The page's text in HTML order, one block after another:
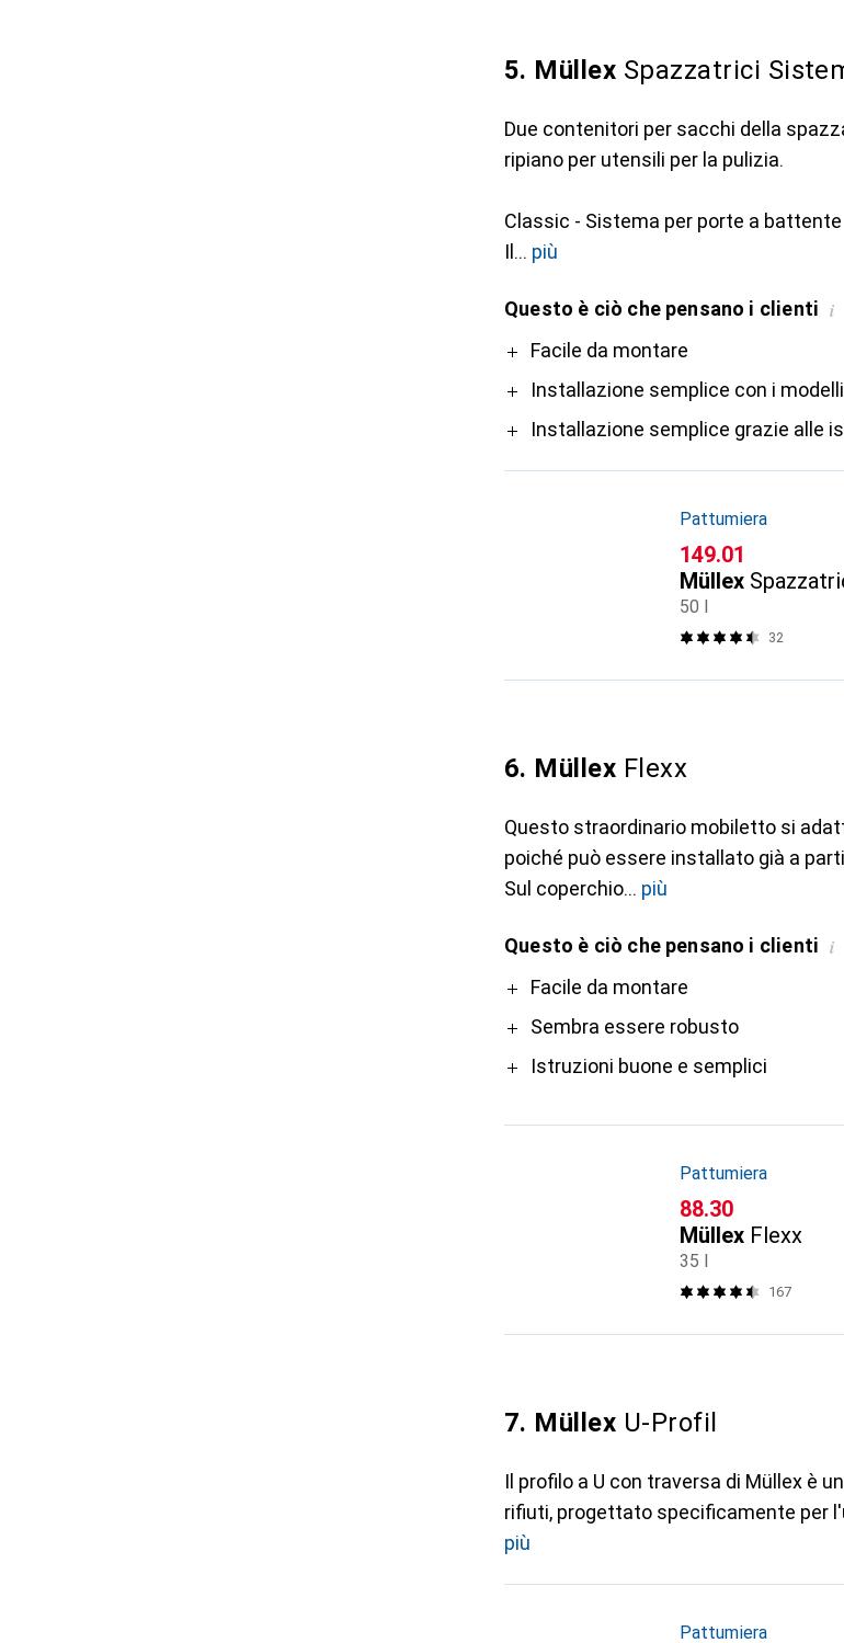
5. Müllex Spazzatrici
Due contenitori per sacchi della
ripiano per utensili per la pulizia.
Classic - Sistema per porte a battente
Il
più
Questo è ciò che pensano i clienti i
ProFacile da montare
Installazione semplice con i modelli
Installazione semplice grazie alle
Pattumiera
CHF
149.01
Müllex
50 l
32
6. Müllex Flexx
Questo straordinario mobiletto si
poiché può essere installato già a
Sul coperchio
più
Questo è ciò che pensano i clienti i
ProFacile da montare
Sembra essere robusto
Istruzioni buone e semplici
Contro
Pattumiera
CHF
88.30
Müllex Flexx
35 l
167
7. Müllex U-Profil
Il profilo a U con traversa di Müllex è
rifiuti, progettato specificamente per
più
Pattumiera